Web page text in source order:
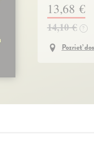
13,68 €
14,10 € ?
Pozrieť